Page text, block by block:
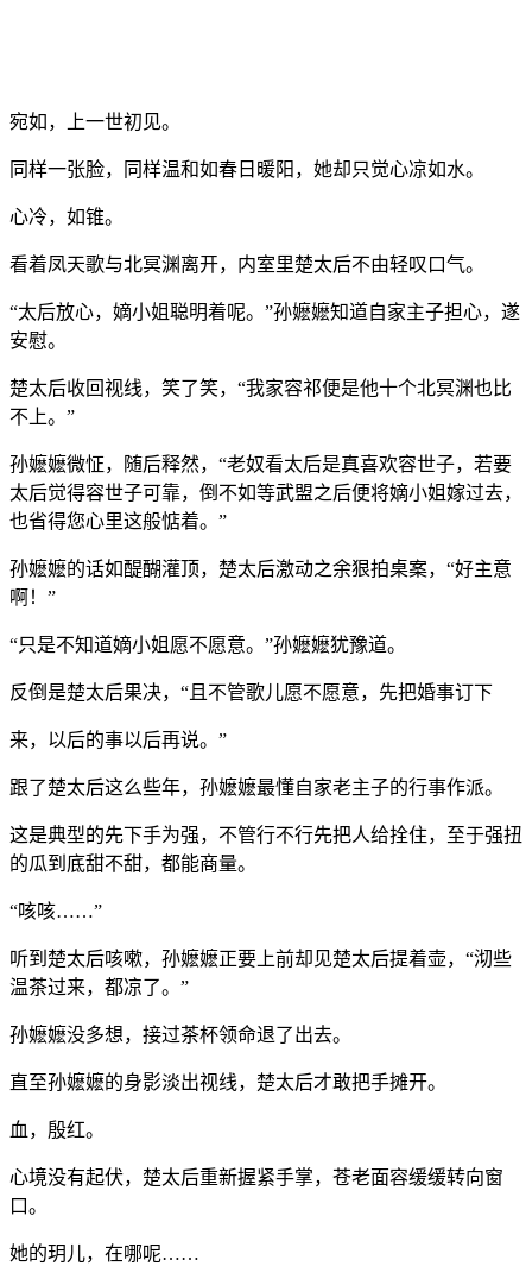
宛如，上一世初见。
同样一张脸，同样温和如春日暖阳，她却只觉心凉如水。
心冷，如锥。
看着凤天歌与北冥渊离开，内室里楚太后不由轻叹口气。
“太后放心，嫡小姐聪明着呢。”孙嬷嬷知道自家主子担心，遂
安慰。
楚太后收回视线，笑了笑，“我家容祁便是他十个北冥渊也比
不上。”
孙嬷嬷微怔，随后释然，“老奴看太后是真喜欢容世子，若要
太后觉得容世子可靠，倒不如等武盟之后便将嫡小姐嫁过去，
也省得您心里这般惦着。”
孙嬷嬷的话如醍醐灌顶，楚太后激动之余狠拍桌案，“好主意
啊！”
“只是不知道嫡小姐愿不愿意。”孙嬷嬷犹豫道。
反倒是楚太后果决，“且不管歌儿愿不愿意，先把婚事订下
来，以后的事以后再说。”
跟了楚太后这么些年，孙嬷嬷最懂自家老主子的行事作派。
这是典型的先下手为强，不管行不行先把人给拴住，至于强扭
的瓜到底甜不甜，都能商量。
“咳咳……”
听到楚太后咳嗽，孙嬷嬷正要上前却见楚太后提着壶，“沏些
温茶过来，都凉了。”
孙嬷嬷没多想，接过茶杯领命退了出去。
直至孙嬷嬷的身影淡出视线，楚太后才敢把手摊开。
血，殷红。
心境没有起伏，楚太后重新握紧手掌，苍老面容缓缓转向窗
口。
她的玥儿，在哪呢……